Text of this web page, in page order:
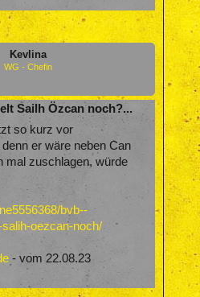
Kevlina
WG - Chefin
Sailh Özcan noch?...
so kurz vor
er wäre neben Can
mal zuschlagen, würde
bvb--
oezcan-noch/
- vom 22.08.23